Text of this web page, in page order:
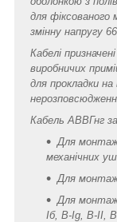
для фіксованого
змінну напругу
Кабелі
виробничих
для прокладки
Кабель АВВГнг
Для
механічних
Для
Для
Iб, B-Ig, В-II,